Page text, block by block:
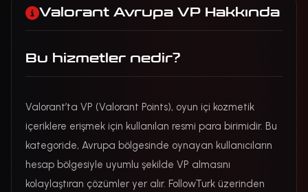
Valorant Avrupa VP Hakkında
Bu hizmetler nedir?
Valorant’ta VP (Valorant Points), oyun içi kozmetik
içeriklere erişmek için kullanılan resmi para birimidir. Bu
kategoride, Avrupa bölgesinde oynayan kullanıcıların
hesap bölgesiyle uyumlu şekilde VP almasını
kolaylaştıran çözümler yer alır. FollowTurk üzerinden